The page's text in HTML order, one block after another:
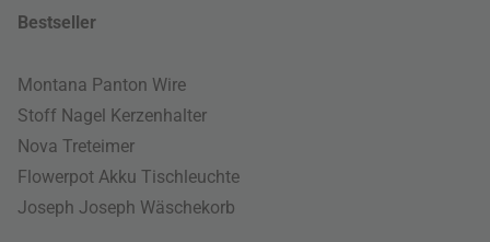
Bestseller
Montana Panton Wire
Stoff Nagel Kerzenhalter
Nova Treteimer
Flowerpot Akku Tischleuchte
Joseph Joseph Wäschekorb